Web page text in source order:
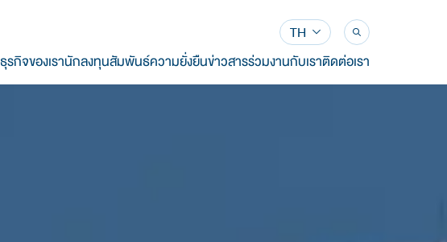
TH
ธุรกิจของเรานักลงทุนสัมพันธ์ความยั่งยืนข่าวสารร่วมงานกับเราติดต่อเรา